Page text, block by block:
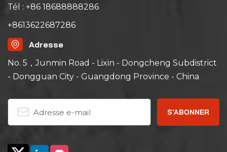
Tél : +86 18688888286
+8613622687286
Adresse
No. 5，Junmin Road - Lixin - Dongcheng Subdistrict
- Dongguan City - Guangdong Province - China